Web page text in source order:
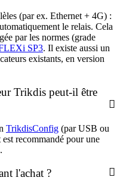
(par ex. Ethernet + 4G) :
le relais. Cela
par les normes (grade
SP3. Il existe aussi un
existants, en version
Trikdis peut-il être
TrikdisConfig (par USB ou
recommandé pour une
l'achat ?